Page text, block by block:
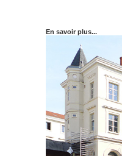
En savoir plus...